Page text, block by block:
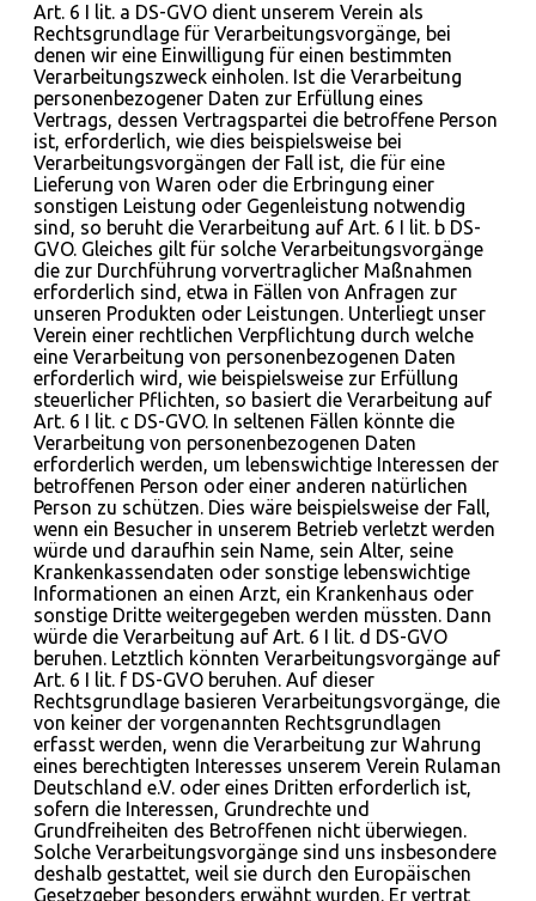
Art. 6 I lit. a DS-GVO dient unserem Verein als
Rechtsgrundlage für Verarbeitungsvorgänge, bei
denen wir eine Einwilligung für einen bestimmten
Verarbeitungszweck einholen. Ist die Verarbeitung
personenbezogener Daten zur Erfüllung eines
Vertrags, dessen Vertragspartei die betroffene Person
ist, erforderlich, wie dies beispielsweise bei
Verarbeitungsvorgängen der Fall ist, die für eine
Lieferung von Waren oder die Erbringung einer
sonstigen Leistung oder Gegenleistung notwendig
sind, so beruht die Verarbeitung auf Art. 6 I lit. b DS-
GVO. Gleiches gilt für solche Verarbeitungsvorgänge
die zur Durchführung vorvertraglicher Maßnahmen
erforderlich sind, etwa in Fällen von Anfragen zur
unseren Produkten oder Leistungen. Unterliegt unser
Verein einer rechtlichen Verpflichtung durch welche
eine Verarbeitung von personenbezogenen Daten
erforderlich wird, wie beispielsweise zur Erfüllung
steuerlicher Pflichten, so basiert die Verarbeitung auf
Art. 6 I lit. c DS-GVO. In seltenen Fällen könnte die
Verarbeitung von personenbezogenen Daten
erforderlich werden, um lebenswichtige Interessen der
betroffenen Person oder einer anderen natürlichen
Person zu schützen. Dies wäre beispielsweise der Fall,
wenn ein Besucher in unserem Betrieb verletzt werden
würde und daraufhin sein Name, sein Alter, seine
Krankenkassendaten oder sonstige lebenswichtige
Informationen an einen Arzt, ein Krankenhaus oder
sonstige Dritte weitergegeben werden müssten. Dann
würde die Verarbeitung auf Art. 6 I lit. d DS-GVO
beruhen. Letztlich könnten Verarbeitungsvorgänge auf
Art. 6 I lit. f DS-GVO beruhen. Auf dieser
Rechtsgrundlage basieren Verarbeitungsvorgänge, die
von keiner der vorgenannten Rechtsgrundlagen
erfasst werden, wenn die Verarbeitung zur Wahrung
eines berechtigten Interesses unserem Verein Rulaman
Deutschland e.V. oder eines Dritten erforderlich ist,
sofern die Interessen, Grundrechte und
Grundfreiheiten des Betroffenen nicht überwiegen.
Solche Verarbeitungsvorgänge sind uns insbesondere
deshalb gestattet, weil sie durch den Europäischen
Gesetzgeber besonders erwähnt wurden. Er vertrat